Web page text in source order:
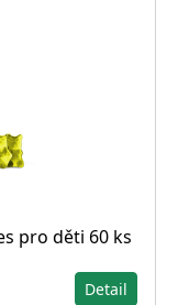
pro děti 60 ks
Detail